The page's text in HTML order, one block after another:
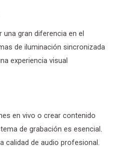
una gran diferencia en el
de iluminación sincronizada
experiencia visual
en vivo o crear contenido
de grabación es esencial.
calidad de audio profesional.